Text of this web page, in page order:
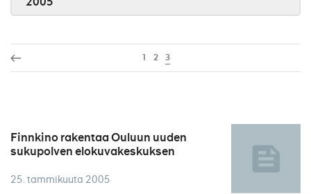
1 2 3
Finnkino rakentaa Ouluun uuden
sukupolven elokuvakeskuksen
25. tammikuuta 2005